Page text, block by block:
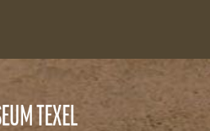
TEXEL